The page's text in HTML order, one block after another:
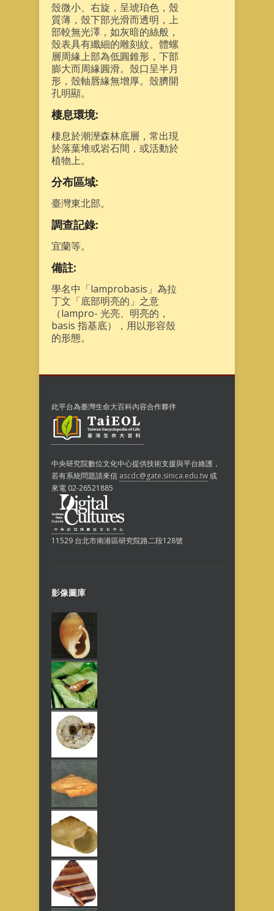
殼微小、右旋，呈琥珀色，殼
質薄，殼下部光滑而透明，上
部較無光澤，如灰暗的絲般，
殼表具有纖細的雕刻紋。體螺
層周緣上部為低圓錐形，下部
膨大而周緣圓滑。殼口呈半月
形，殼軸唇緣無增厚。殼臍開
孔明顯。
棲息環境:
棲息於潮溼森林底層，常出現
於落葉堆或岩石間，或活動於
植物上。
分布區域:
臺灣東北部。
調查記錄:
宜蘭等。
備註:
學名中「lamprobasis」為拉
丁文「底部明亮的」之意
（lampro- 光亮、明亮的，
basis 指基底），用以形容殼
的形態。
此平台為臺灣生命大百科內容合作夥伴
中央研究院數位文化中心提供技術支援與平台維護，
若有系統問題請來信 ascdc@gate.sinica.edu.tw或
來電 02-26521885
11529 台北市南港區研究院路二段128號
影像圖庫